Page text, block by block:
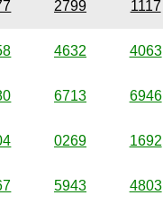
2799 1117
4632 4063
6713 6946
0269 1692
5943 4803